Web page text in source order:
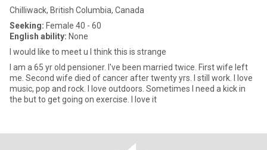
Chilliwack, British Columbia, Canada
Seeking: Female 40 - 60
English ability: None
I would like to meet u I think this is strange
I am a 65 yr old pensioner. I've been married twice. First wife left
me. Second wife died of cancer after twenty yrs. I still work. I love
music, pop and rock. I love outdoors. Sometimes I need a kick in
the but to get going on exercise. I love it